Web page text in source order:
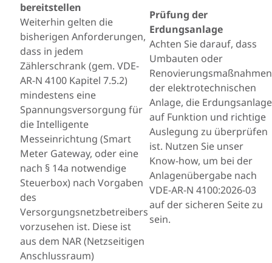
bereitstellen
Weiterhin gelten die
bisherigen Anforderungen,
dass in jedem
Zählerschrank (gem. VDE-
AR-N 4100 Kapitel 7.5.2)
mindestens eine
Spannungsversorgung für
die Intelligente
Messeinrichtung (Smart
Meter Gateway, oder eine
nach § 14a notwendige
Steuerbox) nach Vorgaben
des
Versorgungsnetzbetreibers
vorzusehen ist. Diese ist
aus dem NAR (Netzseitigen
Anschlussraum)
Prüfung der
Erdungsanlage
Achten Sie darauf, dass
Umbauten oder
Renovierungsmaßnahmen
der elektrotechnischen
Anlage, die Erdungsanlage
auf Funktion und richtige
Auslegung zu überprüfen
ist. Nutzen Sie unser
Know-how, um bei der
Anlagenübergabe nach
VDE-AR-N 4100:2026-03
auf der sicheren Seite zu
sein.